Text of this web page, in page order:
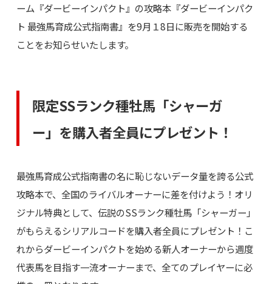
ーム『ダービーインパクト』の攻略本『ダービーインパク
ト 最強馬育成公式指南書』を9月１8日に販売を開始する
ことをお知らせいたします。
限定SSランク種牡馬「シャーガ
ー」を購入者全員にプレゼント！
最強馬育成公式指南書の名に恥じないデータ量を誇る公式
攻略本で、全国のライバルオーナーに差を付けよう！オリ
ジナル特典として、伝説のSSランク種牡馬「シャーガー」
がもらえるシリアルコードを購入者全員にプレゼント！こ
れからダービーインパクトを始める新人オーナーから週度
代表馬を目指す一流オーナーまで、全てのプレイヤーに必